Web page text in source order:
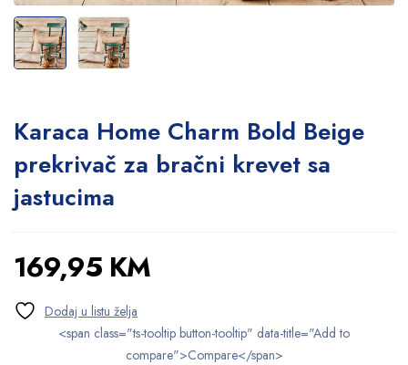
Karaca Home Charm Bold Beige
prekrivač za bračni krevet sa
jastucima
169,95 KM
<span class="ts-tooltip button-tooltip" data-title="Add to
compare">Compare</span>